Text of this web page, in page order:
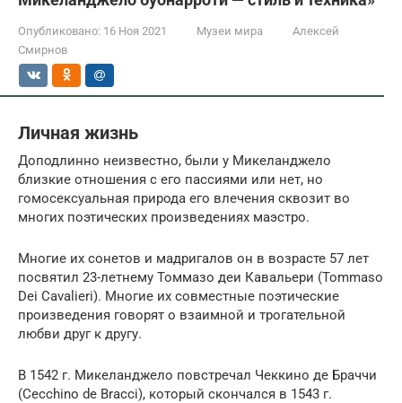
Опубликовано: 16 Ноя 2021 Музеи мира
Алексей
Смирнов
Личная жизнь
Доподлинно неизвестно, были у Микеланджело
близкие отношения с его пассиями или нет, но
гомосексуальная природа его влечения сквозит во
многих поэтических произведениях маэстро.
Многие их сонетов и мадригалов он в возрасте 57 лет
посвятил 23-летнему Томмазо деи Кавальери (Tommaso
Dei Cavalieri). Многие их совместные поэтические
произведения говорят о взаимной и трогательной
любви друг к другу.
В 1542 г. Микеланджело повстречал Чеккино де Браччи
(Cecchino de Bracci), который скончался в 1543 г.